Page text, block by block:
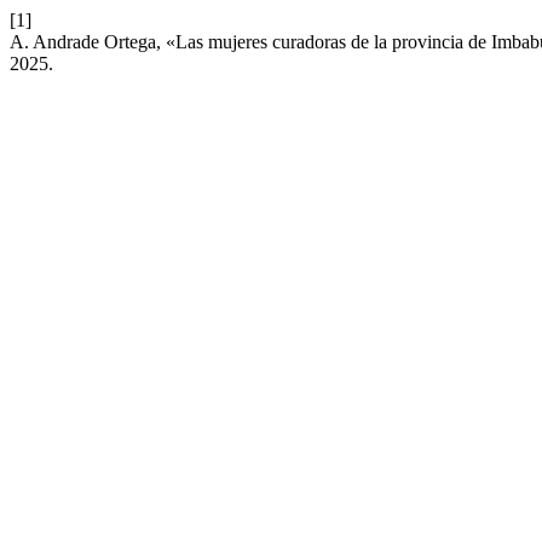
[1]
A. Andrade Ortega, «Las mujeres curadoras de la provincia de
2025.